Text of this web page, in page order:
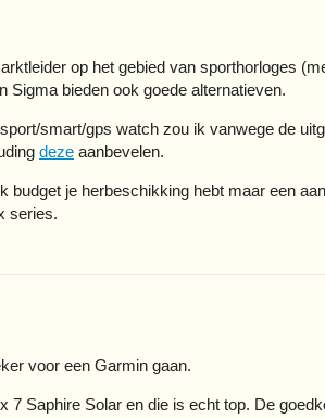
op het gebied van sporthorloges
Sigma bieden ook goede alternatieven.
smart/gps watch zou ik vanwege de
deze aanbevelen.
budget je herbeschikking hebt maar een
series.
voor een Garmin gaan.
7 Saphire Solar en die is echt top. De